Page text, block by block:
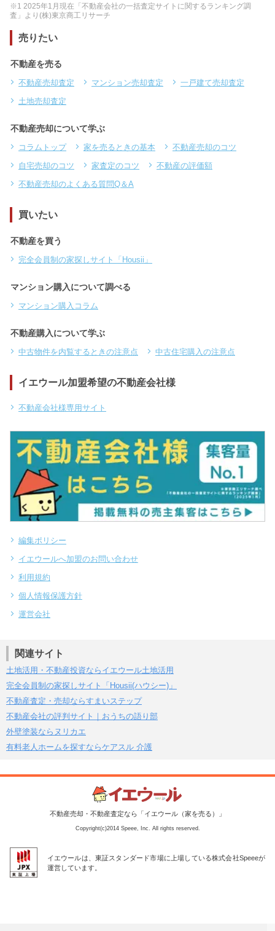
※1 2025年1月現在「不動産会社の一括査定サイトに関するランキング調
査」より(株)東京商工リサーチ
売りたい
不動産を売る
不動産売却査定 マンション売却査定
一戸建て売却査定
土地売却査定
不動産売却について学ぶ
コラムトップ 家を売るときの基本
不動産売却のコツ
自宅売却のコツ
家査定のコツ
不動産の評価額
不動産売却のよくある質問Q＆A
買いたい
不動産を買う
完全会員制の家探しサイト「Housii」
マンション購入について調べる
マンション購入コラム
不動産購入について学ぶ
中古物件を内覧するときの注意点 中古住宅購入の注意点
イエウール加盟希望の不動産会社様
不動産会社様専用サイト
編集ポリシー
イエウールへ加盟のお問い合わせ
利用規約
個人情報保護方針
運営会社
関連サイト
土地活用・不動産投資ならイエウール土地活用
完全会員制の家探しサイト「Housii(ハウシー)」
不動産査定・売却ならすまいステップ
不動産会社の評判サイト｜おうちの語り部
外壁塗装ならヌリカエ
有料老人ホームを探すならケアスル 介護
不動産売却・不動産査定なら「イエウール（家を売る）」
Copyright(c)2014 Speee, Inc. All rights reserved.
イエウールは、東証スタンダード市場に上場している株式会社Speeeが
運営しています。